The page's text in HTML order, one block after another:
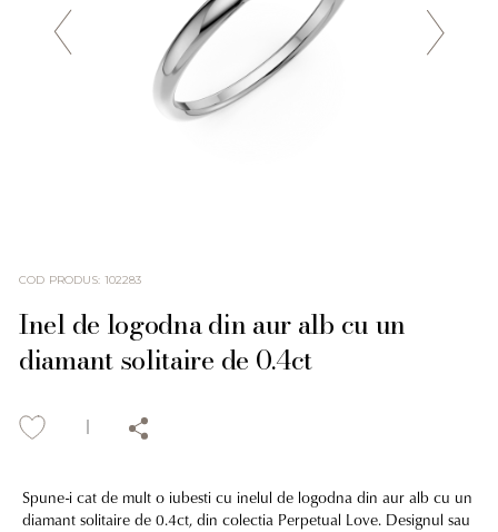
COD PRODUS: 102283
Inel de logodna din aur alb cu un
diamant solitaire de 0.4ct
Spune-i cat de mult o iubesti cu inelul de logodna din aur alb cu un
diamant solitaire de 0.4ct, din colectia Perpetual Love. Designul sau